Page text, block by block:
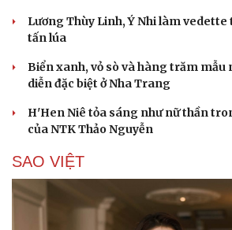
Lương Thùy Linh, Ý Nhi làm
tấn lúa
Biển xanh, vỏ sò và hàng trăm mẫu
diễn đặc biệt ở Nha Trang
H'Hen Niê tỏa sáng như nữ thần
của NTK Thảo Nguyễn
SAO VIỆT